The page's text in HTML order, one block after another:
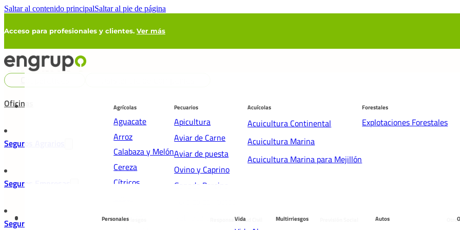
Saltar al contenido principalSaltar al pie de página
Acceso para profesionales y clientes. Ver más
Oficinas
Seguros Agrarios
Agrícolas
Aguacate
Arroz
Calabaza y Melón
Cereza
Cítricos
Pecuarios
Apicultura
Aviar de Carne
Aviar de puesta
Ovino y Caprino
Ganado Porcino
Retirada de animales
Acuícolas
Acuicultura Continental
Acuicultura Marina
Acuicultura Marina para Mejillón
Forestales
Explotaciones Forestales
Seguros Empresas
Multirriesgos Responsabilidad Civil
Seguros Particulares Personales Vida Multirriesgos Autos